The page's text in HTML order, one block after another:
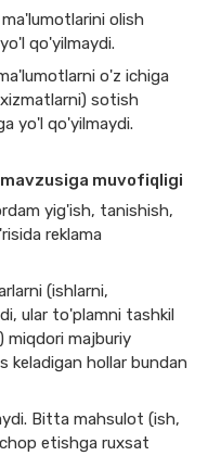
olish
qo'yilmaydi.
o'z ichiga
sotish
yo'l qo'yilmaydi.
muvofiqligi
yig'ish, tanishish,
reklama
(ishlarni,
ular to'plamni tashkil
miqdori majburiy
hollar bundan
Bitta mahsulot (ish,
etishga ruxsat